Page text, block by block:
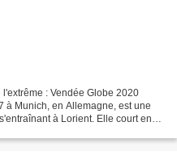
: Vendée Globe 2020
à Munich, en Allemagne, est une
à Lorient. Elle court en